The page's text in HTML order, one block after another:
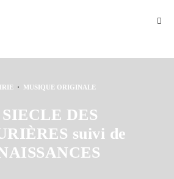
· MUSIQUE ORIGINALE
DES
suivi de